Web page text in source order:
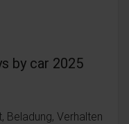
by car 2025
Beladung, Verhalten